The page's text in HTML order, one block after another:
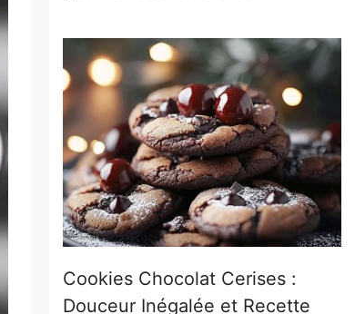
Cookies Chocolat Cerises :
Douceur Inégalée et Recette